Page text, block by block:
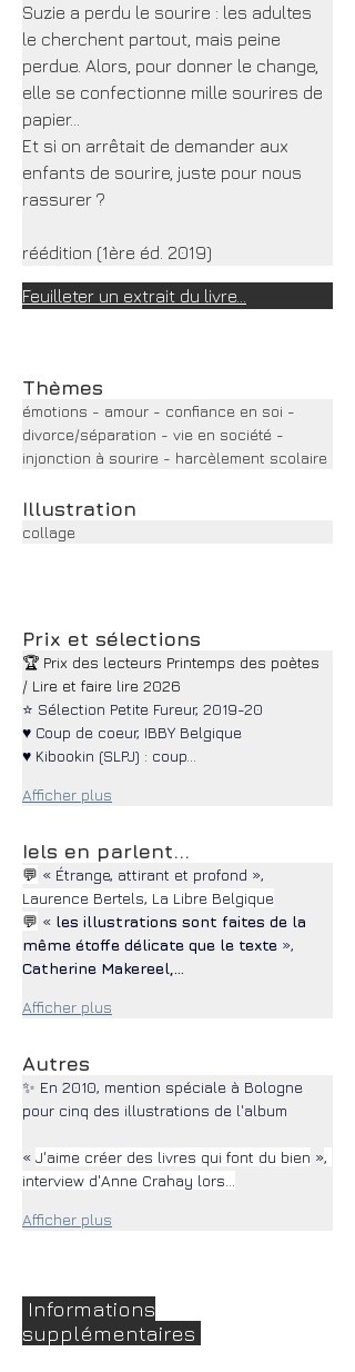
Suzie a perdu le sourire : les adultes
le cherchent partout, mais peine
perdue. Alors, pour donner le change,
elle se confectionne mille sourires de
papier…
Et si on arrêtait de demander aux
enfants de sourire, juste pour nous
rassurer ?
réédition (1ère éd. 2019)
Feuilleter un extrait du livre...
Thèmes
émotions - amour - confiance en soi -
divorce/séparation - vie en société -
injonction à sourire - harcèlement scolaire
Illustration
collage
Prix et sélections
🏆 Prix des lecteurs Printemps des poètes
/ Lire et faire lire 2026
⭐ Sélection Petite Fureur, 2019-20
♥ Coup de coeur, IBBY Belgique
♥ Kibookin (SLPJ) : coup…
Afficher plus
Iels en parlent...
💬 « Étrange, attirant et profond »,
Laurence Bertels, La Libre Belgique
💬 « les illustrations sont faites de la
même étoffe délicate que le texte »,
Catherine Makereel,…
Afficher plus
Autres
✨ En 2010, mention spéciale à Bologne
pour cinq des illustrations de l'album
« J'aime créer des livres qui font du bien »,
interview d'Anne Crahay lors…
Afficher plus
Informations
supplémentaires